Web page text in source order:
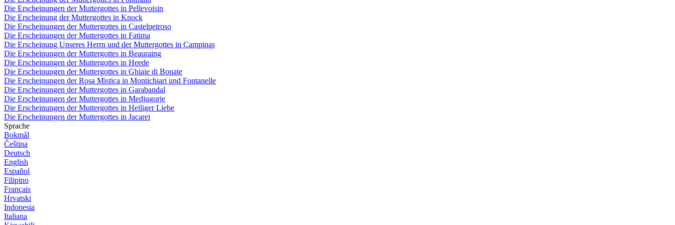
Die Erscheinungen der Muttergottes in Pellevoisin
Die Erscheinung der Muttergottes in Knock
Die Erscheinungen der Muttergottes in Castelpetroso
Die Erscheinungen der Muttergottes in Fatima
Die Erscheinung Unseres Herrn und der Muttergottes in Campinas
Die Erscheinungen der Muttergottes in Beauraing
Die Erscheinungen der Muttergottes in Heede
Die Erscheinungen der Muttergottes in Ghiaie di Bonate
Die Erscheinungen der Rosa Mistica in Montichiari und Fontanelle
Die Erscheinungen der Muttergottes in Garabandal
Die Erscheinungen der Muttergottes in Medjugorje
Die Erscheinungen der Muttergottes in Heiliger Liebe
Die Erscheinungen der Muttergottes in Jacarei
Sprache
Bokmål
Čeština
Deutsch
English
Español
Filipino
Français
Hrvatski
Indonesia
Italiana